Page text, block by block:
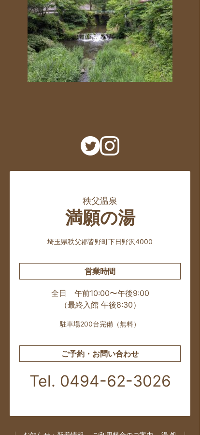
秩父温泉
満願の湯
埼玉県秩父郡皆野町下日野沢4000
営業時間
全日 午前10:00〜午後9:00
（最終入館 午後8:30）
駐車場200台完備（無料）
ご予約・お問い合わせ
Tel. 0494-62-3026